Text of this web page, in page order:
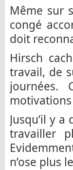
Même sur
congé
doit
Hirsch
travail, de
journées.
Jusqu’il y
travailler
n’ose plus